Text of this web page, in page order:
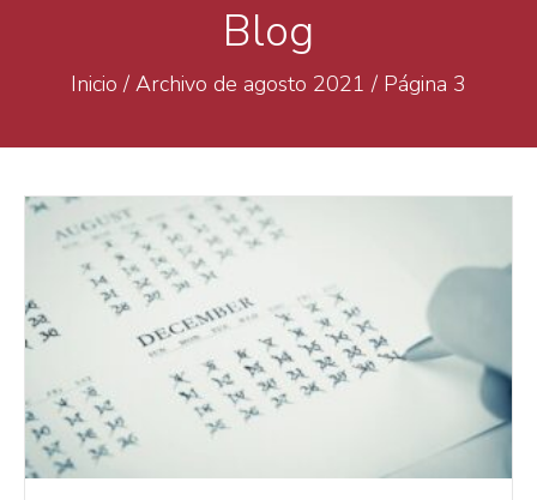
Blog
Inicio / Archivo de agosto 2021 / Página 3